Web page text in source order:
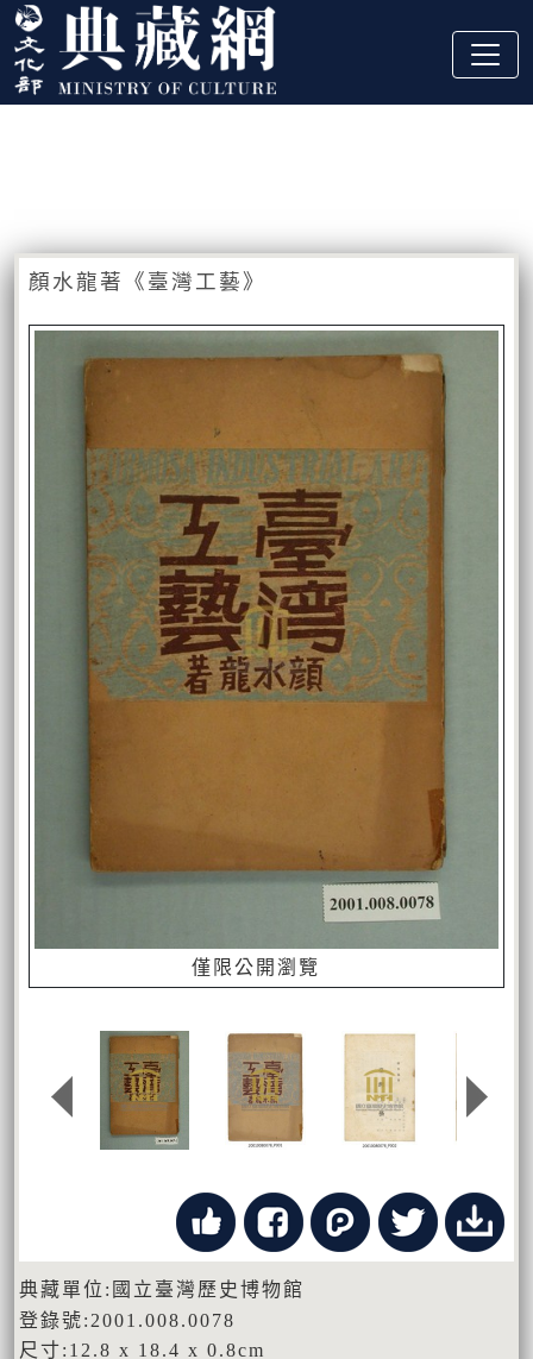
跳到主要內容
:::
顏水龍著《臺灣工藝》
僅限公開瀏覽
典藏單位:國立臺灣歷史博物館
登錄號:2001.008.0078
尺寸:12.8 x 18.4 x 0.8cm